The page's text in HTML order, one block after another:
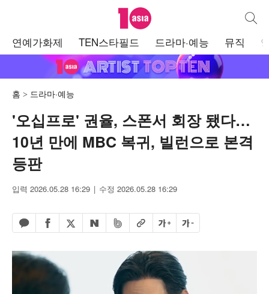
텐아시아 통합
연예가화제 TEN스타필드 드라마·예능 뮤직
홈 드라마·예능
'오십프로' 권율, 스폰서 회장 됐다…
10년 만에 MBC 복귀, 빌런으로 본격
등판
입력 2026.05.28 16:29 수정 2026.05.28 16:29
카카오톡 공유하기
페이스북 공유하기
엑스 공유하기
네이버 공유하기
밴드 공유하기
URL복사글자 크게글자 작게